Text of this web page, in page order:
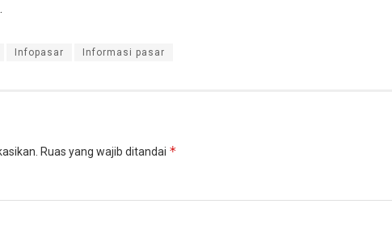
Infopasar Informasi pasar
Ruas yang wajib ditandai *